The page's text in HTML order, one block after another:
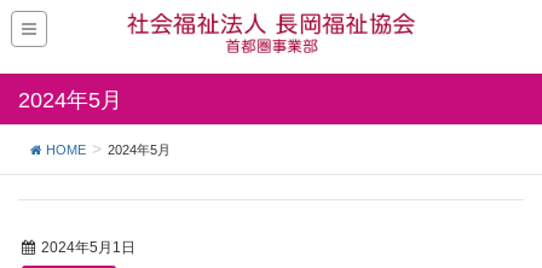
2024年5月
HOME 2024年5月
2024年5月1日